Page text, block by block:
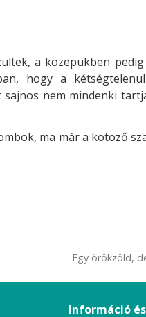
a közepükben
hogy a
nem mindenki
ma már a kötöző
Egy örökzöld,
Információ